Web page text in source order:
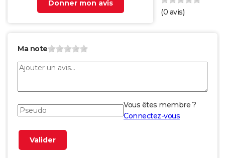
Donner mon avis
(0 avis)
Ma note
Vous êtes membre ?
Connectez-vous